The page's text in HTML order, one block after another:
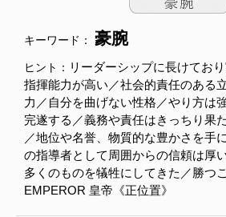
キーワード： 豪腕
ヒント： リーダーシップに長けてお
指揮能力が高い／社会的責任のある
力／自分を曲げない性格／やり方は
完遂する／義務や責任はきっちり果
／地位や名誉、物質的な豊かさを手
の指導者として周囲からの信頼は厚
多くのものを犠牲にしてきた／勝つ
EMPEROR 皇帝《正位置》